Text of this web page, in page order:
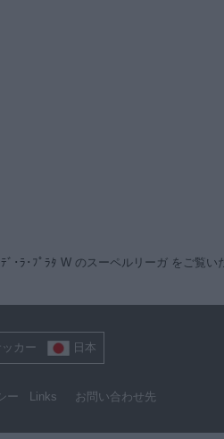
･ﾗ･ﾌﾟﾗﾀ W のスーペルリーガ をご覧い
ッカー 日本
ー Links お問い合わせ先